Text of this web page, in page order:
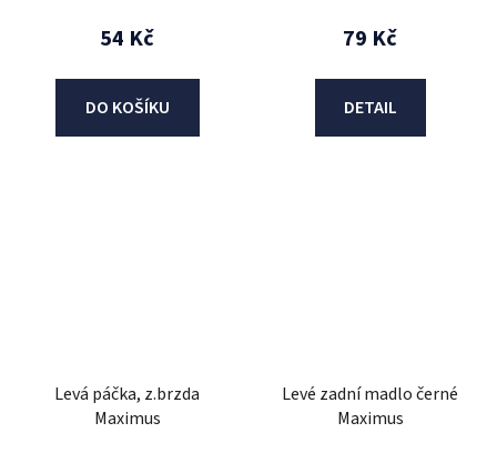
54 Kč
DO KOŠÍKU
79 Kč
DETAIL
Levá páčka, z.brzda
Maximus
Levé zadní madlo černé
Maximus